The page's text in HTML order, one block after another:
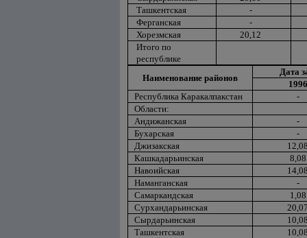
Ташкентская
-
Ферганская
-
Хорезмская
20,12
Итого по
республике
Наименование районов
Дата
1996
Республика Каракалпакстан
-
Области:
Андижанская
-
Бухарская
-
Джизакская
Кашкадарьинская
8,08
Навоийская
Наманганская
-
Самаркандская
1,08
Сурхандарьинская
Сырдарьинская
Ташкентская